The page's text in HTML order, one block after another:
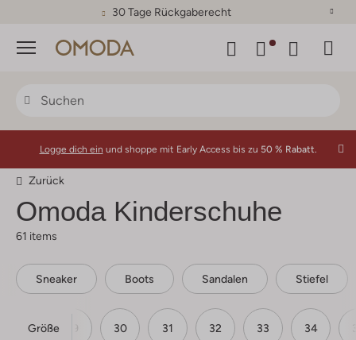
30 Tage Rückgaberecht
Menü
Logge dich ein und shoppe mit Early Access bis zu 50 % Rabatt.
Zurück
OmodaKinderschuhe
61 items
Sneaker Boots Sandalen Stiefel
Größe
28 29 30 31 32 33 34